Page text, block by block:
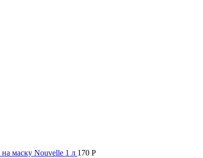
маску Nouvelle 1 л 170 Р